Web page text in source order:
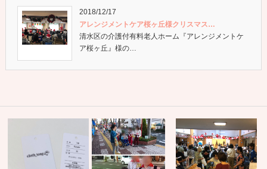
2018/12/17
アレンジメントケア桜ヶ丘様クリスマス…
清水区の介護付有料老人ホーム『アレンジメントケ
ア桜ヶ丘』様の…